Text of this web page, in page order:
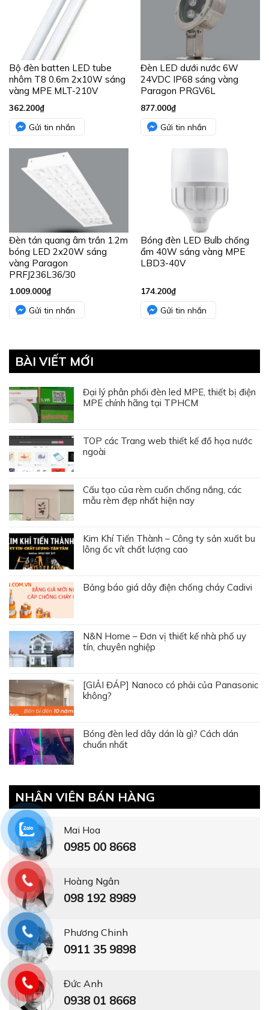
Bộ đèn batten LED tube
nhôm T8 0.6m 2x10W sáng
vàng MPE MLT-210V
362.200₫
Gửi tin nhắn
Đèn LED dưới nước 6W
24VDC IP68 sáng vàng
Paragon PRGV6L
877.000₫
Gửi tin nhắn
Đèn tán quang âm trần 1.2m
bóng LED 2x20W sáng
vàng Paragon
PRFJ236L36/30
1.009.000₫
Gửi tin nhắn
Bóng đèn LED Bulb chống
ẩm 40W sáng vàng MPE
LBD3-40V
174.200₫
Gửi tin nhắn
BÀI VIẾT MỚI
Đại lý phân phối đèn led MPE, thiết bị điện
MPE chính hãng tại TPHCM
TOP các Trang web thiết kế đồ họa nước
ngoài
Cấu tạo của rèm cuốn chống nắng, các
mẫu rèm đẹp nhất hiện nay
Kim Khí Tiến Thành – Công ty sản xuất bu
lông ốc vít chất lượng cao
Bảng báo giá dây điện chống cháy Cadivi
N&N Home – Đơn vị thiết kế nhà phố uy
tín, chuyên nghiệp
[GIẢI ĐÁP] Nanoco có phải của Panasonic
không?
Bóng đèn led dây dán là gì? Cách dán
chuẩn nhất
NHÂN VIÊN BÁN HÀNG
Mai Hoa
0985 00 8668
Hoàng Ngân
098 192 8989
Phương Chinh
0911 35 9898
Đức Anh
0938 01 8668